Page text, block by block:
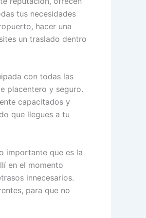
tus necesidades
hacer una
un traslado dentro
con todas las
placentero y seguro.
capacitados y
que llegues a tu
importante que es la
en el momento
innecesarios.
para que no